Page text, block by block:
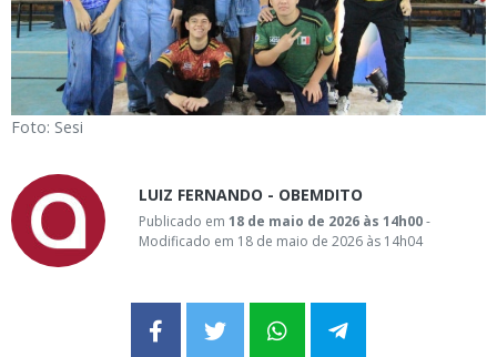
Foto: Sesi
LUIZ FERNANDO - OBEMDITO
Publicado em 18 de maio de 2026 às 14h00-
Modificado em 18 de maio de 2026 às 14h04